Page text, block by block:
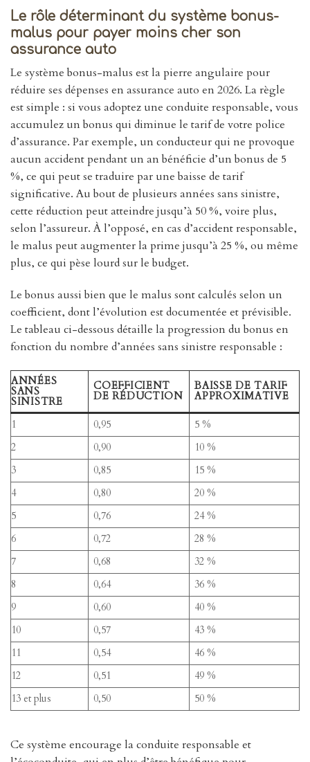
Le rôle déterminant du système bonus-
malus pour payer moins cher son
assurance auto
Le système bonus-malus est la pierre angulaire pour
réduire ses dépenses en assurance auto en 2026. La règle
est simple : si vous adoptez une conduite responsable, vous
accumulez un bonus qui diminue le tarif de votre police
d’assurance. Par exemple, un conducteur qui ne provoque
aucun accident pendant un an bénéficie d’un bonus de 5
%, ce qui peut se traduire par une baisse de tarif
significative. Au bout de plusieurs années sans sinistre,
cette réduction peut atteindre jusqu’à 50 %, voire plus,
selon l’assureur. À l’opposé, en cas d’accident responsable,
le malus peut augmenter la prime jusqu’à 25 %, ou même
plus, ce qui pèse lourd sur le budget.
Le bonus aussi bien que le malus sont calculés selon un
coefficient, dont l’évolution est documentée et prévisible.
Le tableau ci-dessous détaille la progression du bonus en
fonction du nombre d’années sans sinistre responsable :
ANNÉES
SANS
SINISTRE
COEFFICIENT
DE RÉDUCTION
BAISSE DE TARIF
APPROXIMATIVE
1 0,95
5 %
2
0,90
10 %
3
0,85
15 %
4
0,80
20 %
5
0,76
24 %
6
0,72
28 %
7
0,68
32 %
8
0,64
36 %
9
0,60
40 %
10
0,57
43 %
11
0,54
46 %
12
0,51
49 %
13 et plus
0,50 50 %
Ce système encourage la conduite responsable et